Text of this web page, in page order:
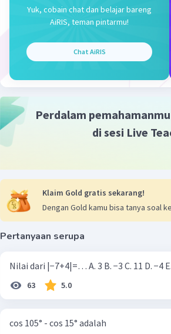
Yuk, cobain chat dan belajar bareng
AiRIS, teman pintarmu!
Chat AiRIS
Perdalam
di sesi Live
Klaim Gold gratis sekarang!
Dengan Gold kamu bisa tanya soal
Pertanyaan serupa
Nilai dari |−7+4|=… A. 3 B. −3 C. 11 D.
63 5.0
cos 105° - cos 15° adalah